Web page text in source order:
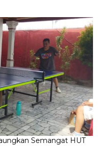
Semangat HUT